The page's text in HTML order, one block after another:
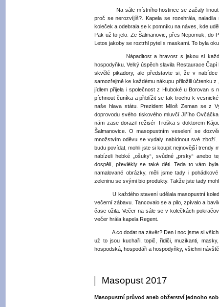
Na sále místního hostince se začaly linout
proč se nerozvíjíš?. Kapela se rozehrála,
koleček a odebrala se k pomníku na náves, kde
Pak už to jelo. Ze Šalmanovic, přes Nepomuk, do
Letos jakoby se roztrhl pytel s maskami. To byla
Nápaditost a hravost s jakou si každý
hospodyňku. Velký úspěch slavila Restaurace
skvělé pikadory, ale představte si, že v
samozřejmě ke každému nákupu přiložili účtenku
jídlem přijela i společnost z Hluboké u Borovan s
píchnout čuníka a přiblížit se tak trochu k
naše hlava státu. Prezident Miloš Zeman se z
doprovodu svého tiskového mluvčí Jiřího
nám zase dorazil režisér Troška s doktorem
Šalmanovice. O masopustním veselení se
množstvím oděvu se vydaly nabídnout své
budu povídat, mohli jste si koupit nejnovější trendy
nabízeli hebké „ošuky“, svůdné „prsky“ anebo
dospělí, převlékly se také děti. Teda to vám
namalované obrázky, měli jsme tady i
zeleninu se svými bio produkty. Takže jste tady
U každého stavení udělala masopustní koleda
večerní zábavu. Tancovalo se a pilo, zpívalo a
čase ožila. Večer na sále se v kolečkách
večer hrála kapela Regent.
A co dodat na závěr? Den i noc jsme si
už to jsou kuchaři, topič, řidiči, muzikanti,
hospodská, hospodáři a hospodyňky, všichni
Masopust 2017
Masopustní průvod aneb obžerství jednoho